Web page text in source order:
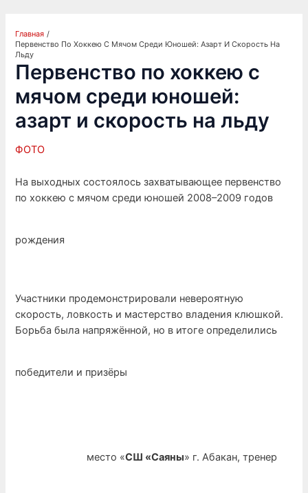
Главная
Первенство По Хоккею С Мячом Среди Юношей: Азарт И Скорость На
Льду
Первенство по хоккею с
мячом среди юношей:
азарт и скорость на льду
ФОТО
На выходных состоялось захватывающее первенство
по хоккею с мячом среди юношей 2008–2009 годов
рождения
Участники продемонстрировали невероятную
скорость, ловкость и мастерство владения клюшкой.
Борьба была напряжённой, но в итоге определились
победители и призёры
место «СШ «Саяны» г. Абакан, тренер